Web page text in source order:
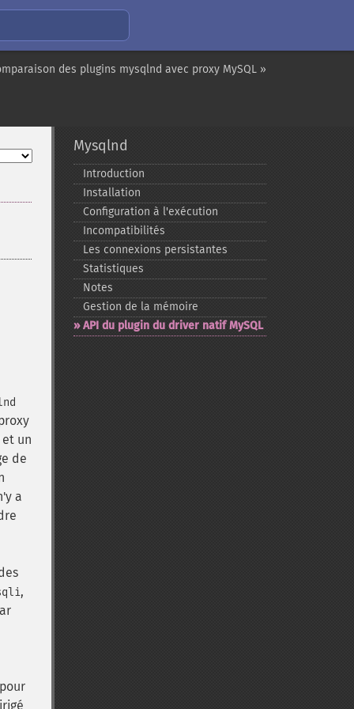
des plugins mysqlnd avec proxy MySQL »
un
de
a
,
Mysqlnd
Introduction
Installation
Configuration à l'exécution
Incompatibilités
Les connexions persistantes
Statistiques
Notes
Gestion de la mémoire
API du plugin du driver natif MySQL